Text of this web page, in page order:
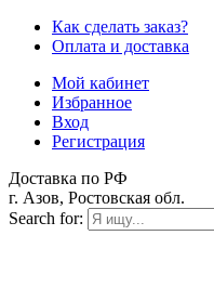
Как сделать заказ?
Оплата и доставка
Мой кабинет
Избранное
Вход
Регистрация
Доставка по РФ
г. Азов, Ростовская обл.
Search for: